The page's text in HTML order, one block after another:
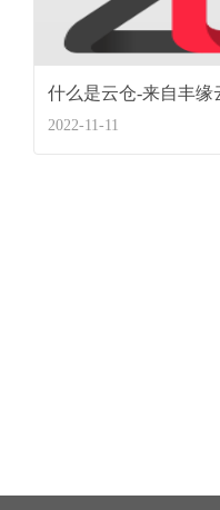
2022-11-11